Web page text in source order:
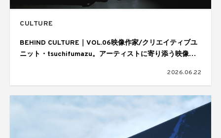
CULTURE
BEHIND CULTURE｜VOL.06映像作家/クリエイティブユ
ニット・tsuchifumazu。アーティストに寄り添う映像表
2026.06.22